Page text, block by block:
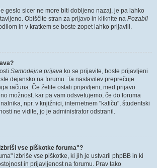
geslo sicer ne more biti dobljeno nazaj, je pa lahko
Obiščite stran za prijavo in kliknite na Pozabil
in v kratkem se boste zopet lahko prijavili.
Samodejna prijava ko se prijavite, boste prijavljeni
dejansko na forumu. Ta nastavitev preprečuje
računa. Če želite ostati prijavljeni, med prijavo
možnost, kar pa vam odsvetujemo, če do foruma
npr. v knjižnici, internetnem "kafiču", študentski
ne vidite, jo je administrator odstranil.
vse piškotke foruma"?
izbriše vse piškotke, ki jih je ustvaril phpBB in ki
in prijavljenost na forumu. Prav tako